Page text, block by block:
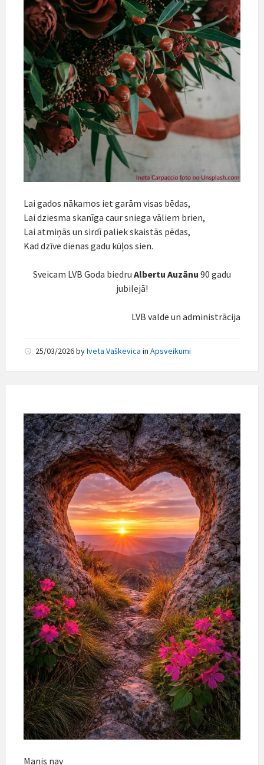
Lai gados nākamos iet garām visas bēdas,
Lai dziesma skanīga caur sniega vāliem brien,
Lai atmiņās un sirdī paliek skaistās pēdas,
Kad dzīve dienas gadu kūļos sien.
Sveicam LVB Goda biedru Albertu Auzānu 90 gadu
jubilejā!
LVB valde un administrācija
25/03/2026byIveta Vaškevica in Apsveikumi
Manis nav